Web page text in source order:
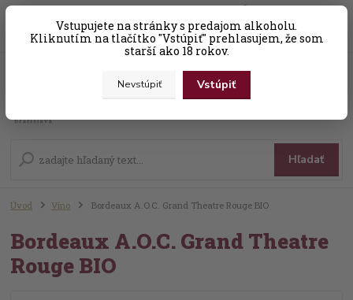
Vstupujete na stránky s predajom alkoholu.
Kliknutím na tlačítko "Vstúpiť" prehlasujem, že som
starší ako 18 rokov.
Nevstúpiť Vstúpiť
Hľadať
+421 (0) 31 56 25 377-8 za0,00 EUR
Úvod Víno Bordeaux A.O.C. Grand Theatre Rouge BIO
Bordeaux A.O.C. Grand Theatre
Rouge BIO